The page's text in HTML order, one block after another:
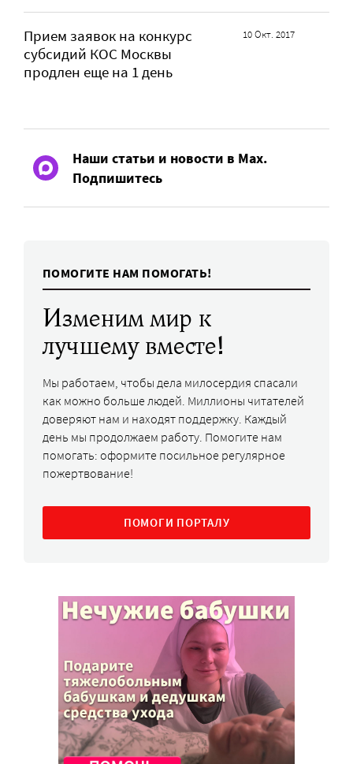
Прием заявок на конкурс
субсидий КОС Москвы
продлен еще на 1 день
10 Окт. 2017
Наши статьи и новости в Max.
Подпишитесь
ПОМОГИТЕ НАМ ПОМОГАТЬ!
Изменим мир к
лучшему вместе!
Мы работаем, чтобы дела милосердия спасали
как можно больше людей. Миллионы читателей
доверяют нам и находят поддержку. Каждый
день мы продолжаем работу. Помогите нам
помогать: оформите посильное регулярное
пожертвование!
ПОМОГИ ПОРТАЛУ